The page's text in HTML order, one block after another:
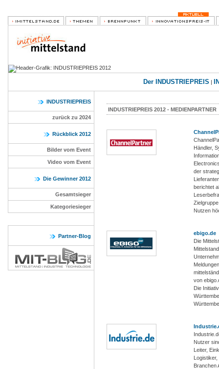
Der INDUSTRIEPREIS |
INDUSTRIEPREIS
zurück zu 2024
Rückblick 2012
Bilder vom Event
Video vom Event
Die Gewinner 2012
Gesamtsieger
Kategoriesieger
Partner-Blog
INDUSTRIEPREIS 2012 - MEDIENPARTNER
Händler,
der
berichtet
Nutzen
ebigo.de
Die
von
Die
Nutzer
Leiter,
Branchen